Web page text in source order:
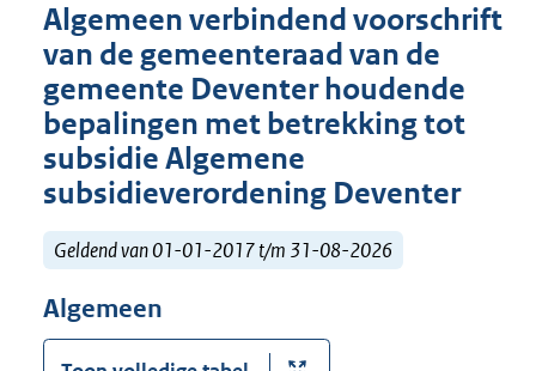
Algemeen verbindend voorschrift
van de gemeenteraad van de
gemeente Deventer houdende
bepalingen met betrekking tot
subsidie Algemene
subsidieverordening Deventer
Geldend van 01-01-2017 t/m 31-08-2026
Algemeen